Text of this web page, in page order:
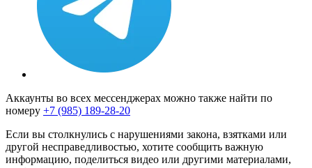
Аккаунты во всех мессенджерах можно также найти по
номеру +7 (985) 189-28-20
Если вы столкнулись с нарушениями закона, взятками или
другой несправедливостью, хотите сообщить важную
информацию, поделиться видео или другими материалами,